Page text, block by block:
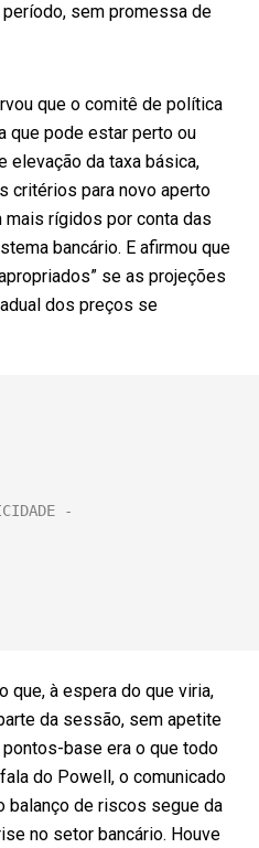
sem promessa de
que o comitê de política
que pode estar perto ou
elevação da taxa básica,
critérios para novo aperto
mais rígidos por conta das
bancário. E afirmou que
se as projeções
dos preços se
que, à espera do que viria,
da sessão, sem apetite
base era o que todo
do Powell, o comunicado
balanço de riscos segue da
no setor bancário. Houve